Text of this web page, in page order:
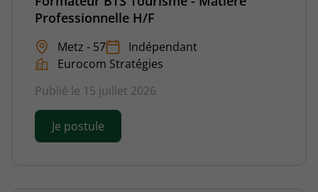
Professionnelle H/F
Metz - 57
Indépendant
Eurocom Stratégies
Publié le 15 juillet 2026
Je postule